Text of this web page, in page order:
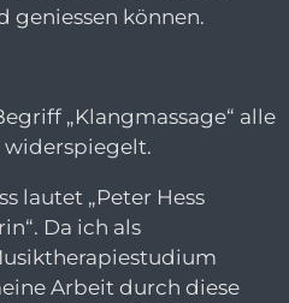
geniessen können.
„Klangmassage“ alle
widerspiegelt.
lautet „Peter Hess
Da ich als
Arbeit durch diese